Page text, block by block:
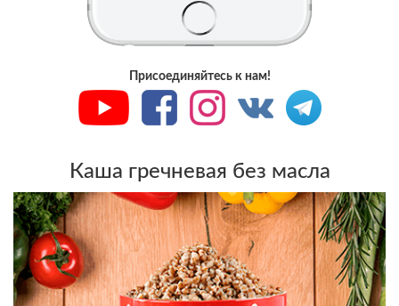
Присоединяйтесь к нам!
Каша гречневая без масла